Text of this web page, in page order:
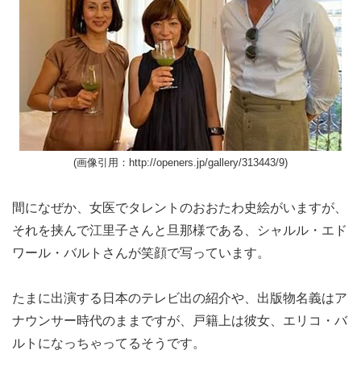
(画像引用：http://openers.jp/gallery/313443/9)
間になぜか、女医でタレントのおおたわ史絵がいますが、
それを挟んで江里子さんと旦那様である、シャルル・エド
ワール・バルトさんが笑顔で写っています。
たまに出演する日本のテレビ出の紹介や、出版物名義はア
ナウンサー時代のままですが、戸籍上は彼女、エリコ・バ
ルトになっちゃってるそうです。